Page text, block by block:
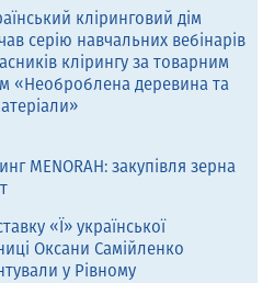
кліринговий дім
серію навчальних вебінарів
клірингу за товарним
«Необроблена деревина та
MENORAH: закупівля зерна
«Ї» української
Оксани Самійленко
у Рівному